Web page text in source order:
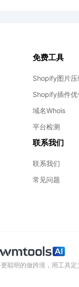
免费工具
Shopify图片压
Shopify插件优
域名Whois
平台检测
联系我们
联系我们
常见问题
聪明的做跨境，用工具定